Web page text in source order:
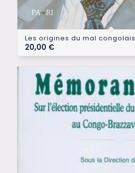
Les origines du mal congolais
20,00 €